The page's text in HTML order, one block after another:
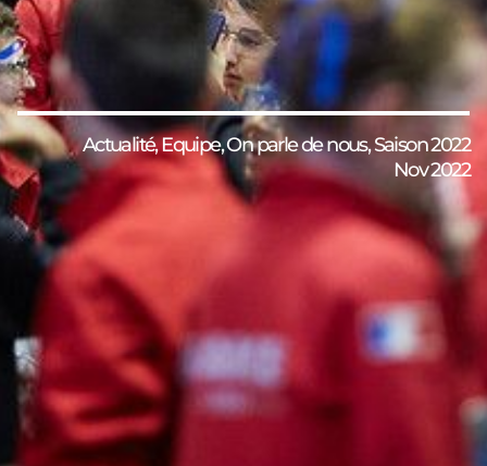
Actualité,Equipe,On parle de nous,Saison 2022
Nov 2022